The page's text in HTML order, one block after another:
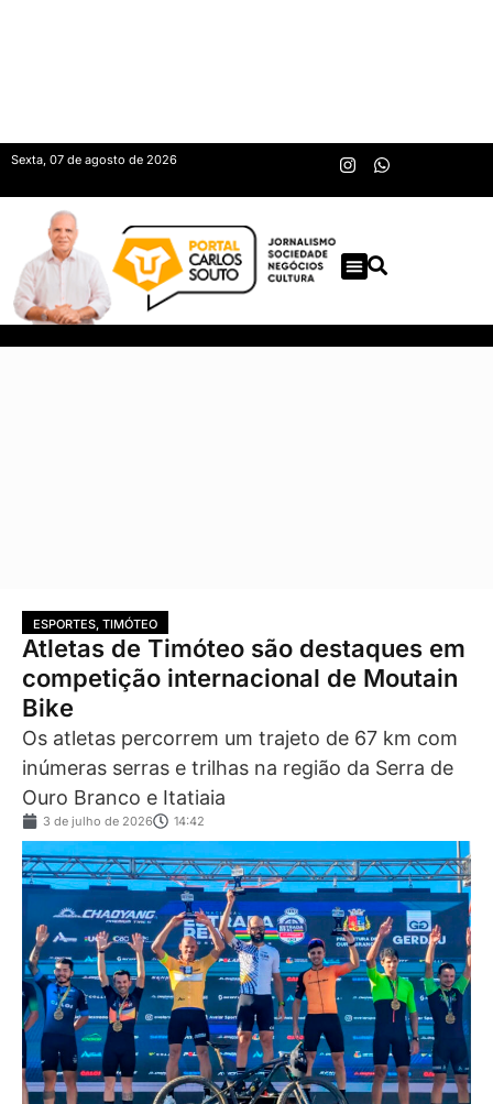
Sexta, 07 de agosto de 2026
ESPORTES, TIMÓTEO
Atletas de Timóteo são destaques em
competição internacional de Moutain
Bike
Os atletas percorrem um trajeto de 67 km com
inúmeras serras e trilhas na região da Serra de
Ouro Branco e Itatiaia
3 de julho de 2026 14:42